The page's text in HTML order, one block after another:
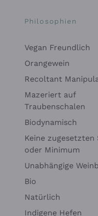
Philosophien
Vegan Freundlich
Orangewein
Recoltant
Mazeriert auf
Traubenschalen
Biodynamisch
Keine
oder Minimum
Unabhängige
Bio
Natürlich
Indigene Hefen